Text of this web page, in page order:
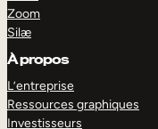
Zoom
Silæ
À propos
L’entreprise
Ressources graphiques
Investisseurs